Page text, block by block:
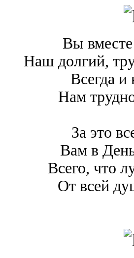
Вы
Наш долгий,
Всегда и
Нам
За это
Вам в
Всего, что
От всей